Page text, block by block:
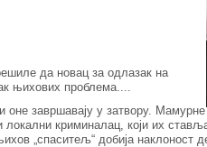
да новац за одлазак на
њихових проблема....
оне завршавају у затвору. Мамурне
криминалац, који их
„спаситељ“ добија наклоност